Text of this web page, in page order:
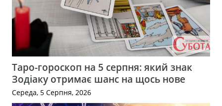
Таро-гороскоп на 5 серпня: який знак
Зодіаку отримає шанс на щось нове
Середа, 5 Серпня, 2026